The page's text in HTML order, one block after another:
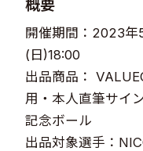
概要
開催期間：2023年
(日)18:00
出品商品：
用・本人直筆サイ
記念ボール
出品対象選手：